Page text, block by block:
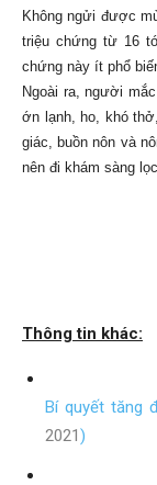
Không ngửi được
triệu chứng từ 16
chứng này ít phổ
Ngoài ra, người
ớn lạnh, ho, khó
giác, buồn nôn và
nên đi khám sàng
Thông tin khác:
Bí quyết tăng
2021)